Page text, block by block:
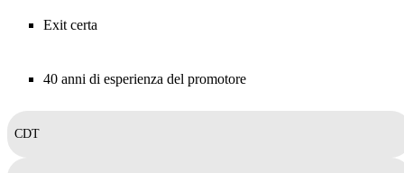
Exit certa
40 anni di esperienza del promotore
CDT